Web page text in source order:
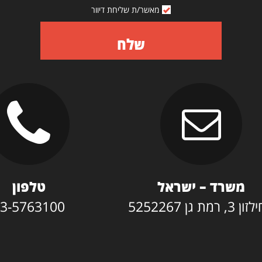
מאשר/ת שליחת דיוור
שלח
משרד – ישראל
גן 5252267
טלפון
5763100